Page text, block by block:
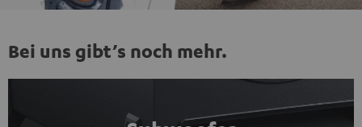
Bei uns gibt’s noch mehr.